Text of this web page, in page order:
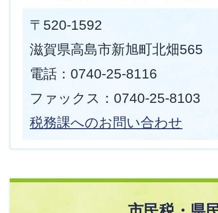
〒520-1592
滋賀県高島市新旭町北畑565
電話：0740-25-8116
ファックス：0740-25-8103
税務課へのお問い合わせ